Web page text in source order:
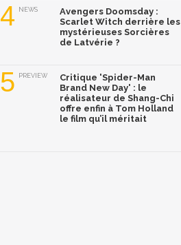
4 NEWS
Avengers Doomsday :
Scarlet Witch derrière les
mystérieuses Sorcières
de Latvérie ?
5 PREVIEW
Critique 'Spider-Man
Brand New Day' : le
réalisateur de Shang-Chi
offre enfin à Tom Holland
le film qu’il méritait